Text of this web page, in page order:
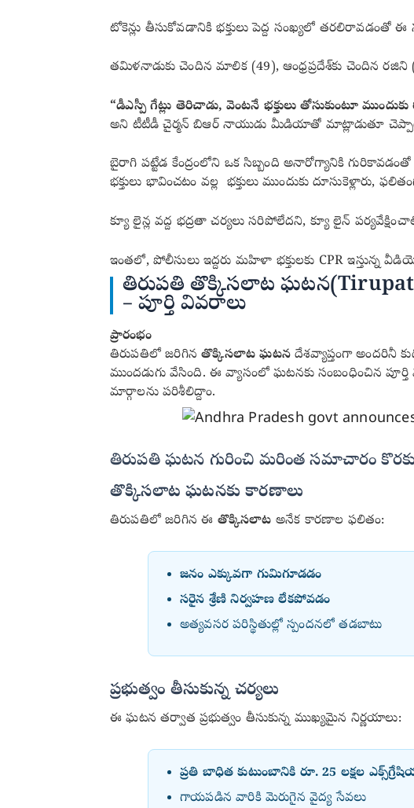
టోకెన్లు తీసుకోవడానికి భక్తులు పెద్ద సంఖ్యలో
తమిళనాడుకు చెందిన మాలిక (49), ఆంధ్రప్రదేశ్‌కు చెందిన
“డీఎస్పీ గేట్లు తెరిచాడు, వెంటనే భక్తులు తోసుకుంటూ
అని టీటీడీ చైర్మన్ బిఆర్ నాయుడు మీడియాతో మాట్లాడుతూ
బైరాగి పట్టేడ కేంద్రంలోని ఒక సిబ్బంది అనారోగ్యానికి
భక్తులు భావించటం వల్ల భక్తులు ముందుకు దూసుకెళ్లారు,
క్యూ లైన్ల వద్ద భద్రతా చర్యలు సరిపోలేదని, క్యూ లైన్
ఇంతలో, పోలీసులు ఇద్దరు మహిళా భక్తులకు CPR
తిరుపతి తొక్కిసలాట ఘటన(Tirupati
– పూర్తి వివరాలు
ప్రారంభం
తిరుపతిలో జరిగినతొక్కిసలాట ఘటన దేశవ్యాప్తంగా అందరినీ
ముందడుగు వేసింది. ఈ వ్యాసంలో ఘటనకు సంబంధించిన పూర్తి
మార్గాలను పరిశీలిద్దాం.
తిరుపతి ఘటన గురించి మరింత సమాచారం
తొక్కిసలాట ఘటనకు కారణాలు
తిరుపతిలో జరిగిన ఈ తొక్కిసలాట అనేక కారణాల ఫలితం:
జనం ఎక్కువగా గుమిగూడడం
సరైన శ్రేణి నిర్వహణ లేకపోవడం
అత్యవసర పరిస్థితుల్లో స్పందనలో తడబాటు
ప్రభుత్వం తీసుకున్న చర్యలు
ఈ ఘటన తర్వాత ప్రభుత్వం తీసుకున్న ముఖ్యమైన నిర్ణయాలు:
ప్రతి బాధిత కుటుంబానికి రూ. 25 లక్షల
గాయపడిన వారికి మెరుగైన వైద్య సేవలు